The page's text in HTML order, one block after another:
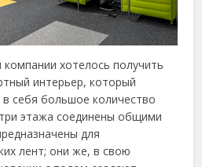
компании хотелось получить
интерьер, который
себя большое количество
этажа соединены общими
для
лент; они же, в свою